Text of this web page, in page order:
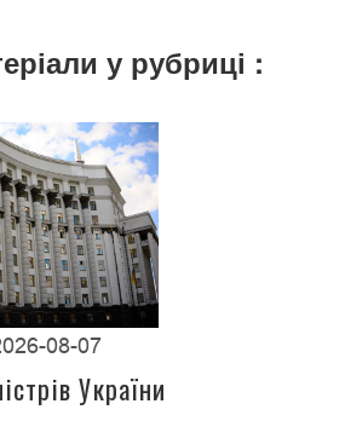
у рубриці :
08-07
України